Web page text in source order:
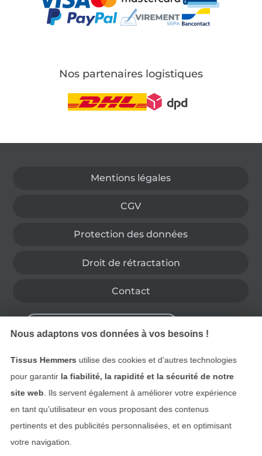
Nos partenaires logistiques
Mentions légales
CGV
Protection des données
Droit de rétractation
Contact
Trouvez plus d’idées
Nous adaptons vos données à vos besoins !
Tissus Hemmers utilise des cookies et d’autres technologies
pour garantir la fiabilité, la rapidité et la sécurité de notre
site web . Ils servent également à améliorer votre expérience
en tant qu’utilisateur en vous proposant des contenus
pertinents et des publicités personnalisées, et en optimisant
votre navigation.